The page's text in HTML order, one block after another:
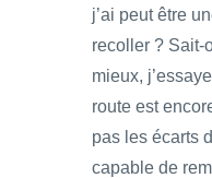
j’ai peut être
recoller ? Sait-
mieux,
route est
pas les écarts
capable de